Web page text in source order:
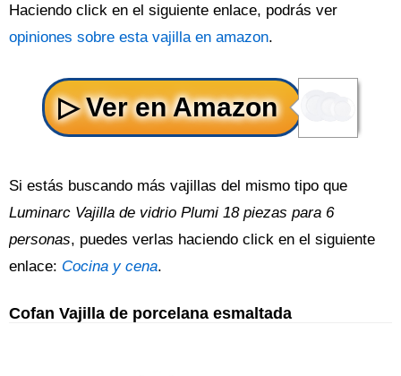
Haciendo click en el siguiente enlace, podrás ver
opiniones sobre esta vajilla en amazon.
Si estás buscando más vajillas del mismo tipo que
Luminarc Vajilla de vidrio Plumi 18 piezas para 6
personas, puedes verlas haciendo click en el siguiente
enlace: Cocina y cena.
Cofan Vajilla de porcelana esmaltada